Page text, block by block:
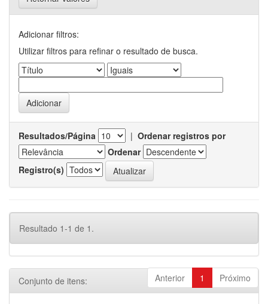
Adicionar filtros:
Utilizar filtros para refinar o resultado de busca.
Resultados/Página | Ordenar registros por
Ordenar
Registro(s)
Resultado 1-1 de 1.
Anterior 1 Próximo
Conjunto de itens: